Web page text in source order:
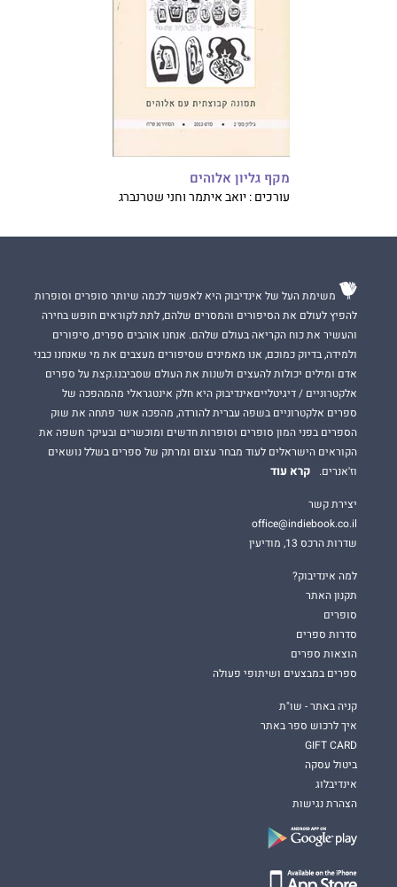
מקף גליון אלוהים
עורכים : יואב איתמר וחני שטרנברג
משימת העל של אינדיבוק היא לאפשר לכמה שיותר סופרים וסופרות
להפיץ לעולם את הסיפורים והמסרים שלהם, לתת לקוראים חופש בחירה
והעשיר את כוח הקריאה בעולם שלהם. אנחנו אוהבים ספרים, סיפורים
ולמידה, בדיוק כמוכם, אנו מאמינים שסיפורים מעצבים את מי שאנחנו כבני
אדם ומילים יכולות להעצים ולשנות את העולם שסביבנו.קצת על ספרים
אלקטרוניים / דיגיטלייםאינדיבוק היא חלק אינטגראלי מהמהפכה של
ספרים אלקטרוניים בשפה עברית להורדה, מהפכה אשר פתחה את שוק
הספרים בפני המון סופרים וסופרות חדשים ומוכשרים ובעיקר חשפה את
הקוראים הישראלים לעוד מבחר עצום ומרתק של ספרים בשלל נושאים
וז'אנרים.
קרא עוד
יצירת קשר
office@indiebook.co.il
שדרות הרכס 13, מודיעין
למה אינדיבוק?
תקנון האתר
סופרים
סדרות ספרים
הוצאות ספרים
ספרים במבצעים ושיתופי פעולה
קניה באתר - שו"ת
איך לרכוש ספר באתר
GIFT CARD
ביטול עסקה
אינדיבלוג
הצהרת נגישות